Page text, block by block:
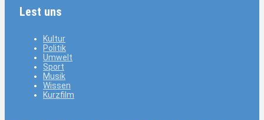
Lest uns
Kultur
Politik
Umwelt
Sport
Musik
Wissen
Kurzfilm